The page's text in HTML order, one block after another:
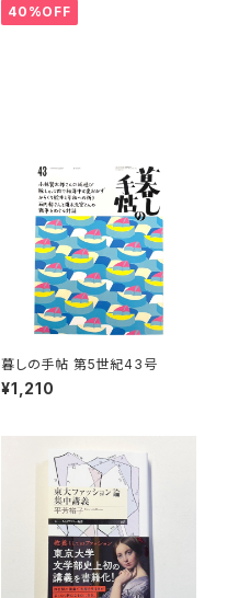
40%OFF
暮しの手帖 第5世紀43号
¥1,210